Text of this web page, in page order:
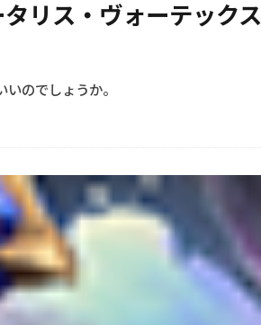
リス・ヴォーテックス
のでしょうか。